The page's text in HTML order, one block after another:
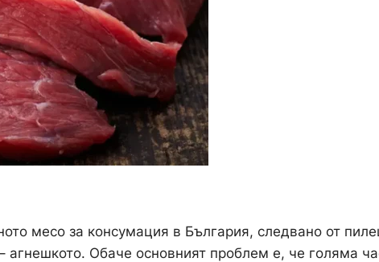
месо за консумация в България, следвано от
агнешкото. Обаче основният проблем е, че голяма